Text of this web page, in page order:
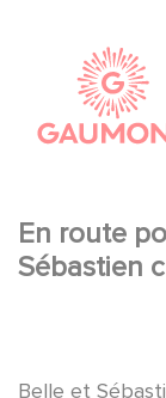
En route
Sébastien
Belle et